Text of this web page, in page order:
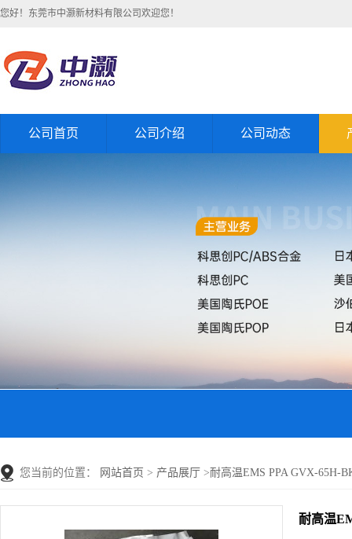
您好！东莞市中灏新材料有限公司欢迎您！
公司首页 公司介绍 公司动态
您当前的位置： 网站首页 > 产品展厅 >耐高温EMS PPA GVX-65H-
耐高温